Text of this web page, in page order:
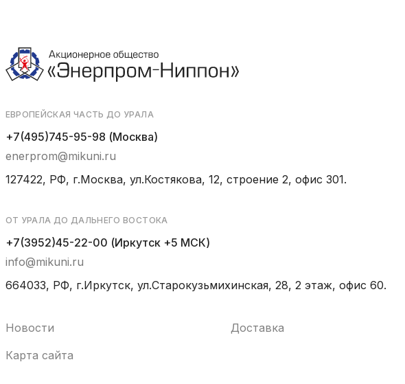
ЕВРОПЕЙСКАЯ ЧАСТЬ ДО УРАЛА
+7(495)745-95-98 (Москва)
enerprom@mikuni.ru
127422, РФ, г.Москва, ул.Костякова, 12, строение 2, офис 301.
ОТ УРАЛА ДО ДАЛЬНЕГО ВОСТОКА
+7(3952)45-22-00 (Иркутск +5 МСК)
info@mikuni.ru
664033, РФ, г.Иркутск, ул.Старокузьмихинская, 28, 2 этаж, офис 60.
Новости
Доставка
Карта сайта